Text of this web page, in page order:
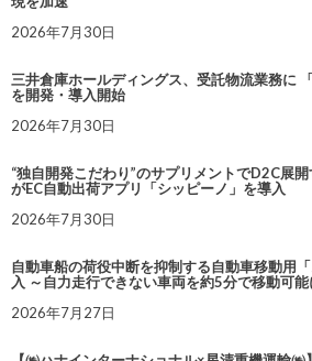
2026年7月30日
三井倉庫ホールディングス、受託物流業務に
を開発・導入開始
2026年7月30日
“独自開発こだわり”のサプリメントでD2C展
がEC自動出荷アプリ「シッピーノ」を導入
2026年7月30日
自動車船の荷役中断を抑制する自動車移動用
入 ～自力走行できない車両を約5分で移動可能
2026年7月27日